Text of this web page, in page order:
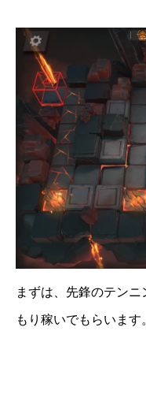
まずは、先鋒のテン
もり稼いでもらいます